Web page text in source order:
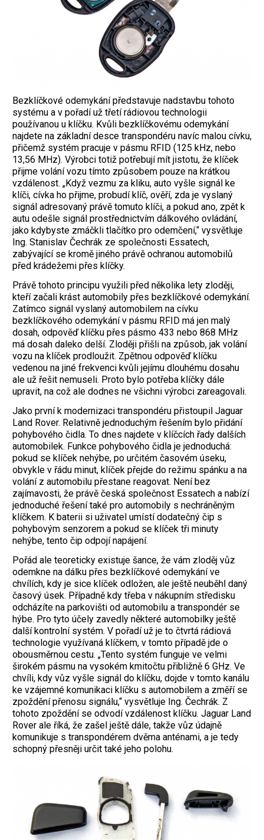
Bezklíčkové odemykání představuje nadstavbu tohoto
systému a v pořadí už třetí rádiovou technologii
používanou u klíčku. Kvůli bezklíčkovému odemykání
najdete na základní desce transpondéru navíc malou cívku,
přičemž systém pracuje v pásmu RFID (125 kHz, nebo
13,56 MHz). Výrobci totiž potřebují mít jistotu, že klíček
přijme volání vozu tímto způsobem pouze na krátkou
vzdálenost. „Když vezmu za kliku, auto vyšle signál ke
klíči, cívka ho přijme, probudí klíč, ověří, zda je vyslaný
signál adresovaný právě tomuto klíči, a pokud ano, zpět k
autu odešle signál prostřednictvím dálkového ovládání,
jako kdybyste zmáčkli tlačítko pro odemčení,“ vysvětluje
Ing. Stanislav Čechrák ze společnosti Essatech,
zabývající se kromě jiného právě ochranou automobilů
před krádežemi přes klíčky.
Právě tohoto principu využili před několika lety zloději,
kteří začali krást automobily přes bezklíčkové odemykání.
Zatímco signál vyslaný automobilem na cívku
bezklíčkového odemykání v pásmu RFID má jen malý
dosah, odpověď klíčku přes pásmo 433 nebo 868 MHz
má dosah daleko delší. Zloději přišli na způsob, jak volání
vozu na klíček prodloužit. Zpětnou odpověď klíčku
vedenou na jiné frekvenci kvůli jejímu dlouhému dosahu
ale už řešit nemuseli. Proto bylo potřeba klíčky dále
upravit, na což ale dodnes ne všichni výrobci zareagovali.
Jako první k modernizaci transpondéru přistoupil Jaguar
Land Rover. Relativně jednoduchým řešením bylo přidání
pohybového čidla. To dnes najdete v klíčcích řady dalších
automobilek. Funkce pohybového čidla je jednoduchá:
pokud se klíček nehýbe, po určitém časovém úseku,
obvykle v řádu minut, klíček přejde do režimu spánku a na
volání z automobilu přestane reagovat. Není bez
zajímavosti, že právě česká společnost Essatech a nabízí
jednoduché řešení také pro automobily s ­nechráněným
klíčkem. K baterii si uživatel umístí dodatečný čip s
pohybovým senzorem a pokud se klíček tři minuty
nehýbe, tento čip odpojí napájení.
Pořád ale teoreticky existuje šance, že vám zloděj vůz
odemkne na dálku přes bezklíčkové odemykání ve
chvílích, kdy je sice klíček odložen, ale ještě neuběhl daný
časový úsek. Případně kdy třeba v nákupním středisku
odcházíte na parkovišti od automobilu a transpondér se
hýbe. Pro tyto účely zavedly některé automobilky ještě
další kontrolní systém. V pořadí už je to čtvrtá rádiová
technologie využívaná klíčkem, v tomto případě jde o
obousměrnou cestu. „Tento systém funguje ve velmi
širokém pásmu na vysokém kmitočtu přibližně 6 GHz. Ve
chvíli, kdy vůz vyšle signál do klíčku, dojde v tomto kanálu
ke vzájemné komunikaci klíčku s automobilem a změří se
zpoždění přenosu signálu,“ vysvětluje Ing. Čechrák. Z
tohoto zpoždění se odvodí vzdálenost klíčku. Jaguar Land
Rover ale říká, že zašel ještě dále, takže vůz údajně
komunikuje s transpondérem dvěma anténami, a je tedy
schopný přesněji určit také jeho polohu.